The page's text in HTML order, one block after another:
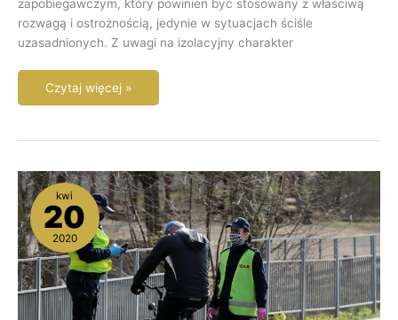
zapobiegawczym, który powinien być stosowany z właściwą
rozwagą i ostrożnością, jedynie w sytuacjach ściśle
uzasadnionych. Z uwagi na izolacyjny charakter
Czytaj więcej »
kwi
20
2020
Mandat
czasie
kwarantanny
–
czy
trzeba
przyjmować?